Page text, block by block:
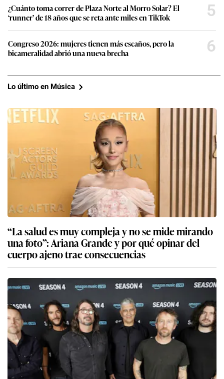
¿Cuánto toma correr de Plaza Norte al Morro Solar? El
‘runner’ de 18 años que se reta ante miles en TikTok
5
Congreso 2026: mujeres tienen más escaños, pero la
bicameralidad abrió una nueva brecha
6
Lo último en Música
“La salud es muy compleja y no se mide mirando
una foto”: Ariana Grande y por qué opinar del
cuerpo ajeno trae consecuencias